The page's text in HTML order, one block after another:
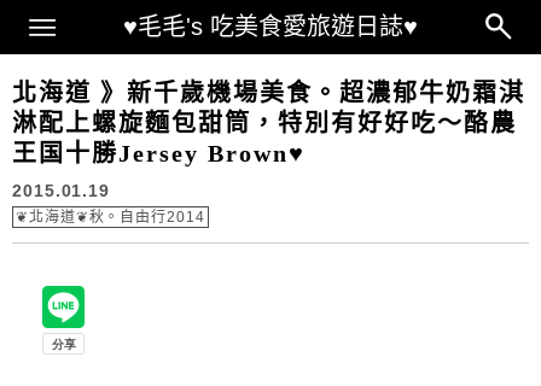
♥毛毛's 吃美食愛旅遊日誌♥
Main Menu
北海道 》新千歲機場美食。超濃郁牛奶霜淇
淋配上螺旋麵包甜筒，特別有好好吃～酪農
王国十勝Jersey Brown♥
2015.01.19
❦北海道❦秋。自由行2014